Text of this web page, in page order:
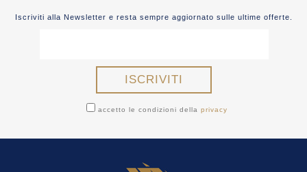
Iscriviti alla Newsletter e resta sempre aggiornato sulle ultime offerte.
accetto le condizioni dellaprivacy